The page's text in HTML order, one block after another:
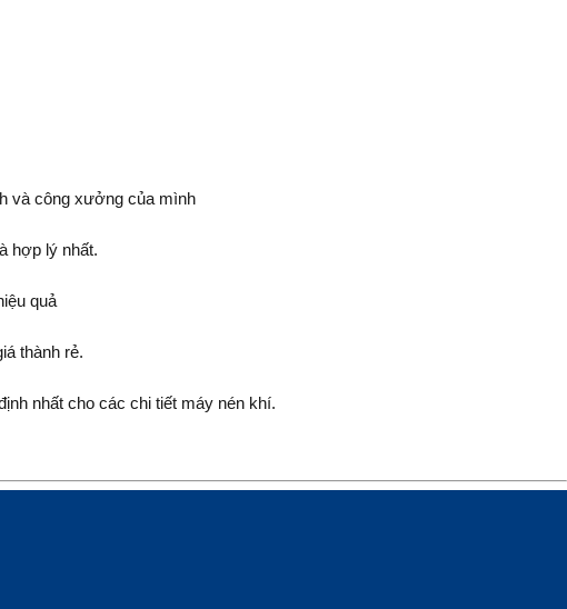
và công xưởng của mình
hợp lý nhất.
quả
thành rẻ.
nhất cho các chi tiết máy nén khí.